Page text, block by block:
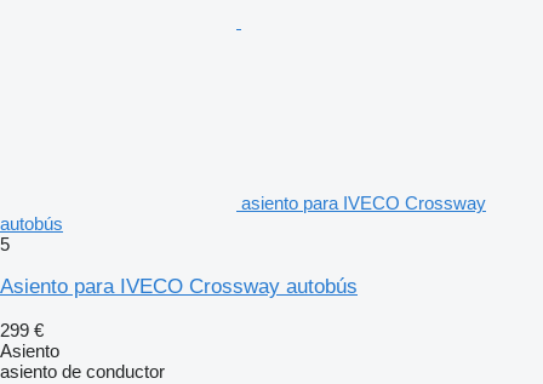
asiento para IVECO Crossway
autobús
5
Asiento para IVECO Crossway autobús
299 €
Asiento
asiento de conductor